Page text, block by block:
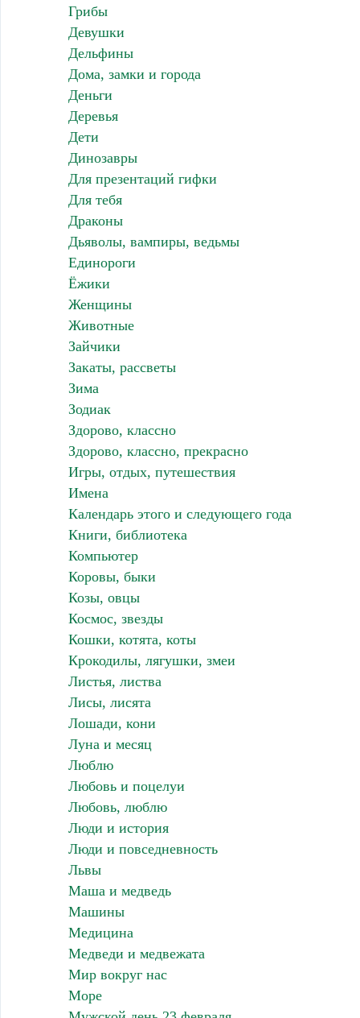
Грибы
Девушки
Дельфины
Дома, замки и города
Деньги
Деревья
Дети
Динозавры
Для презентаций гифки
Для тебя
Драконы
Дьяволы, вампиры, ведьмы
Единороги
Ёжики
Женщины
Животные
Зайчики
Закаты, рассветы
Зима
Зодиак
Здорово, классно
Здорово, классно, прекрасно
Игры, отдых, путешествия
Имена
Календарь этого и следующего года
Книги, библиотека
Компьютер
Коровы, быки
Козы, овцы
Космос, звезды
Кошки, котята, коты
Крокодилы, лягушки, змеи
Листья, листва
Лисы, лисята
Лошади, кони
Луна и месяц
Люблю
Любовь и поцелуи
Любовь, люблю
Люди и история
Люди и повседневность
Львы
Маша и медведь
Машины
Медицина
Медведи и медвежата
Мир вокруг нас
Море